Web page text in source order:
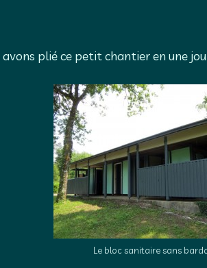
avons plié ce petit chantier en une
Le bloc sanitaire sans